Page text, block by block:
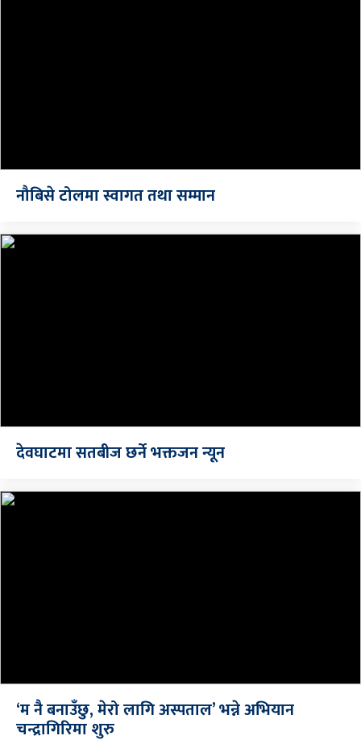
नौबिसे टोलमा स्वागत तथा सम्मान
देवघाटमा सतबीज छर्ने भक्तजन न्यून
‘म नै बनाउँछु, मेरो लागि अस्पताल’ भन्ने अभियान
चन्द्रागिरिमा शुरु